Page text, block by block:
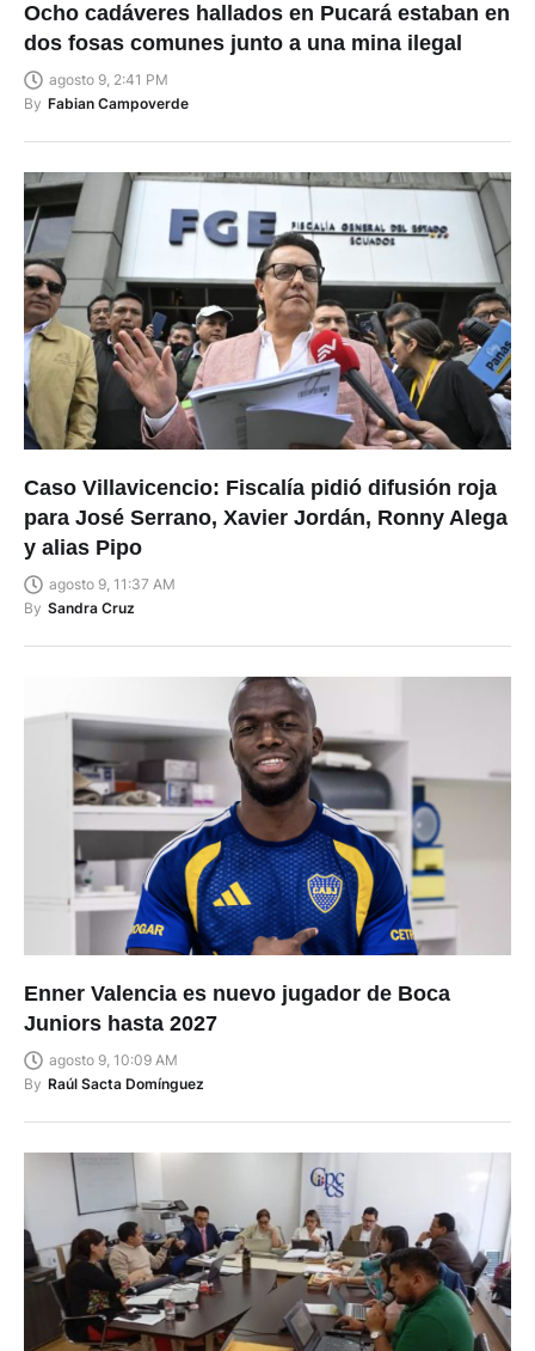
Ocho cadáveres hallados en Pucará estaban en
dos fosas comunes junto a una mina ilegal
agosto 9, 2:41 PM
By Fabian Campoverde
Caso Villavicencio: Fiscalía pidió difusión roja
para José Serrano, Xavier Jordán, Ronny Alega
y alias Pipo
agosto 9, 11:37 AM
By Sandra Cruz
Enner Valencia es nuevo jugador de Boca
Juniors hasta 2027
agosto 9, 10:09 AM
By Raúl Sacta Domínguez